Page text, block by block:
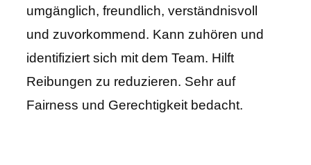
umgänglich, freundlich, verständnisvoll
und zuvorkommend. Kann zuhören und
identifiziert sich mit dem Team. Hilft
Reibungen zu reduzieren. Sehr auf
Fairness und Gerechtigkeit bedacht.